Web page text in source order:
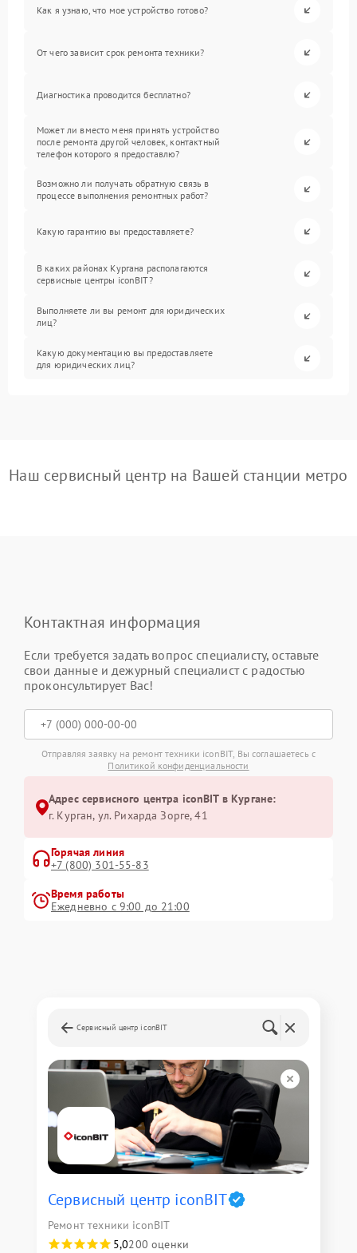
Как я узнаю, что мое устройство готово?
От чего зависит срок ремонта техники?
Диагностика проводится бесплатно?
Может ли вместо меня принять устройство
после ремонта другой человек, контактный
телефон которого я предоставлю?
Возможно ли получать обратную связь в
процессе выполнения ремонтных работ?
Какую гарантию вы предоставляете?
В каких районах Кургана располагаются
сервисные центры iconBIT?
Выполняете ли вы ремонт для юридических
лиц?
Какую документацию вы предоставляете
для юридических лиц?
Наш сервисный центр на Вашей станции метро
Контактная информация
Если требуется задать вопрос специалисту, оставьте
свои данные и дежурный специалист с радостью
проконсультирует Вас!
Отправляя заявку на ремонт техники iconBIT, Вы соглашаетесь с
Политикой конфиденциальности
Адрес сервисного центра iconBIT в Кургане:
г. Курган, ул. Рихарда Зорге, 41
Горячая линия
+7 (800) 301-55-83
Время работы
Ежедневно с 9:00 до 21:00
Сервисный центр iconBIT
Сервисный центр iconBIT
Ремонт техники iconBIT
5,0200 оценки